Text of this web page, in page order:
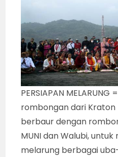
PERSIAPAN
rombongan dari
berbaur dengan
MUNI dan Walubi,
melarung berbagai